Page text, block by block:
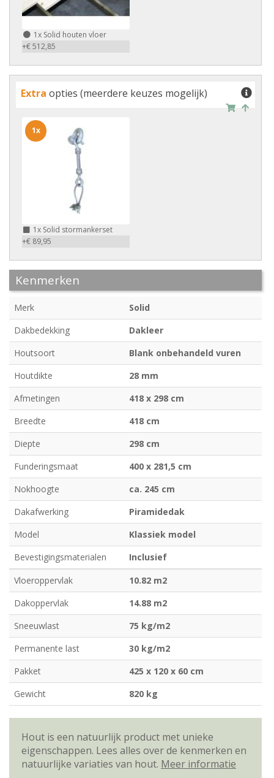
1x Solid houten vloer
+€ 512,85
Extra opties (meerdere keuzes mogelijk)
1x Solid stormankerset
+€ 89,95
1x
Kenmerken
Merk
Solid
Dakbedekking
Dakleer
Houtsoort
Blank onbehandeld vuren
Houtdikte
28 mm
Afmetingen
418 x 298 cm
Breedte
418 cm
Diepte
298 cm
Funderingsmaat
400 x 281,5 cm
Nokhoogte
ca. 245 cm
Dakafwerking
Piramidedak
Model
Klassiek model
Bevestigingsmaterialen
Inclusief
Vloeroppervlak
10.82 m2
Dakoppervlak
14.88 m2
Sneeuwlast
75 kg/m2
Permanente last
30 kg/m2
Pakket
425 x 120 x 60 cm
Gewicht
820 kg
Hout is een natuurlijk product met unieke
eigenschappen. Lees alles over de kenmerken en
natuurlijke variaties van hout. Meer informatie